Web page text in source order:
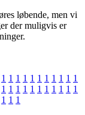
løbende, men vi
der muligvis er
1 1 1 1 1 1 1 1 1 1 1
1 1 1 1 1 1 1 1 1 1 1
1 1 1